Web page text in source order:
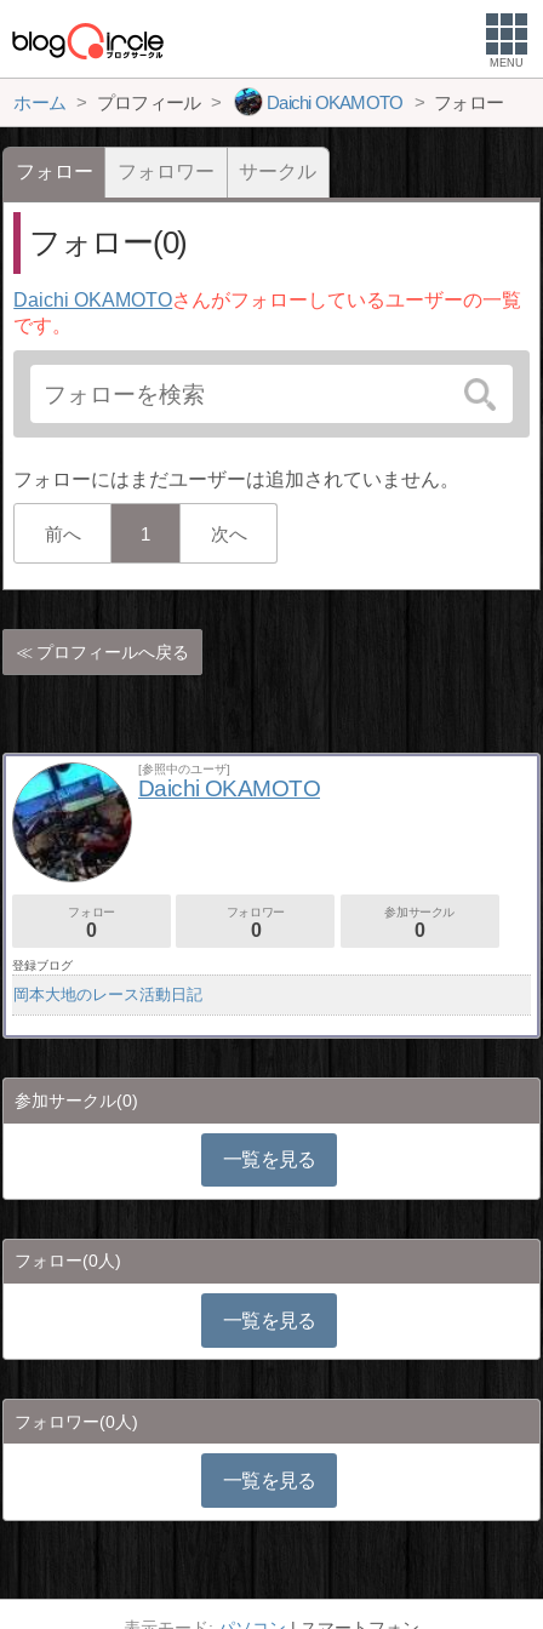
MENU
ホーム プロフィール Daichi OKAMOTO フォロー
フォロー フォロワー サークル
フォロー(0)
Daichi OKAMOTOさんがフォローしているユーザーの一覧
です。
フォローにはまだユーザーは追加されていません。
前へ 1 次へ
プロフィールへ戻る
[参照中のユーザ]
Daichi OKAMOTO
フォロー
0
フォロワー
0
参加サークル
0
登録ブログ
岡本大地のレース活動日記
参加サークル(0)
一覧を見る
フォロー(0人)
一覧を見る
フォロワー(0人)
一覧を見る